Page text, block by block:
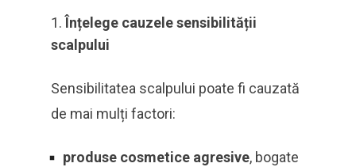
Înțelege cauzele sensibilității
scalpului
Sensibilitatea scalpului poate fi cauzată
de mai mulți factori:
produse cosmetice agresive, bogate